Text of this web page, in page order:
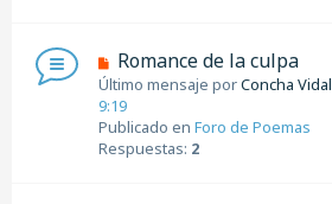
s
a
j
e
N
u
e
v
o
Romance de la culpa
Último mensaje porConcha Vidal
9:19
Publicado en Foro de Poemas
Respuestas: 2